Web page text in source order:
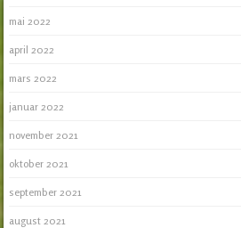
mai 2022
april 2022
mars 2022
januar 2022
november 2021
oktober 2021
september 2021
august 2021